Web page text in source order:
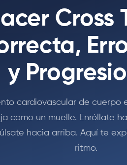
Cross
y
cardiovascular de cuerpo
como un muelle. Enróllate
hacia arriba. Aquí te
ritmo.